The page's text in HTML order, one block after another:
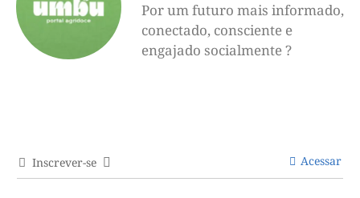
Por um futuro mais informado,
conectado, consciente e
engajado socialmente ?
Inscrever-se Acessar